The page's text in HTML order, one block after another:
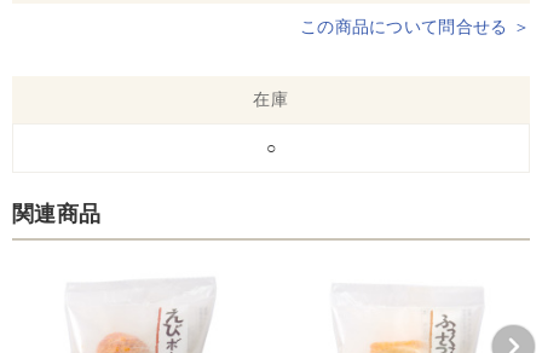
この商品について問合せる ＞
在庫
○
関連商品